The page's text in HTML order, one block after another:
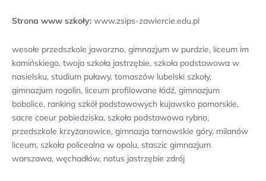
Strona www szkoły: www.zsips-zawiercie.edu.pl
wesołe przedszkole jaworzno, gimnazjum w purdzie, liceum im
kamińskiego, twoja szkoła jastrzębie, szkoła podstawowa w
nasielsku, studium puławy, tomaszów lubelski szkoły,
gimnazjum rogolin, liceum profilowane łódź, gimnazjum
bobolice, ranking szkół podstawowych kujawsko pomorskie,
sacre coeur pobiedziska, szkoła podstawowa rybno,
przedszkole krzyżanowice, gimnazja tarnowskie góry, milanów
liceum, szkoła policealna w opolu, staszic gimnazjum
warszawa, węchadłów, notus jastrzębie zdrój